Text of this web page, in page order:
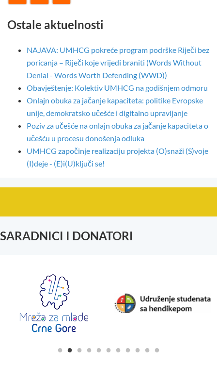
Ostale aktuelnosti
NAJAVA: UMHCG pokreće program podrške Riječi bez
poricanja – Riječi koje vrijedi braniti (Words Without
Denial - Words Worth Defending (WWD))
Obavještenje: Kolektiv UMHCG na godišnjem odmoru
Onlajn obuka za jačanje kapaciteta: politike Evropske
unije, demokratsko učešće i digitalno upravljanje
Poziv za učešće na onlajn obuka za jačanje kapaciteta o
učešću u procesu donošenja odluka
UMHCG započinje realizaciju projekta (O)snaži (S)voje
(I)deje - (E)i(U)ključi se!
SARADNICI I DONATORI